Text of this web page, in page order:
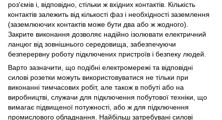
роз'ємів і, відповідно, стільки ж вхідних контактів. Кількість
контактів залежить від кількості фаз і необхідності заземлення
(заземлюючих контактів може бути два або ж жодного).
Закрите виконання дозволяє надійно ізолювати електричний
ланцюг від зовнішнього середовища, забезпечуючи
безперервну роботу підключених пристроїв і безпеку людей.
Варто зазначити, що подібні електромережі та відповідні
силові розетки можуть використовуватися не тільки при
виконанні тимчасових робіт, але також в побуті або на
виробництві, служачи для підключення побутової техніки, що
вимагає підвищеної потужності, або ж для підключення
промислового обладнання. Найбільш затребувані силові